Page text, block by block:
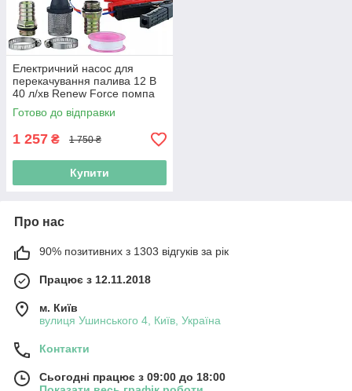
Електричний насос для
перекачування палива 12 В
40 л/хв Renew Force помпа
для відкачування палива
насоси паливна помпа
Готово до відправки
1 257 ₴ 1 750 ₴
Купити
Про нас
90% позитивних з 1303 відгуків за рік
Працює з 12.11.2018
м. Київ
вулиця Ушинського 4, Київ, Україна
Контакти
Сьогодні працює з 09:00 до 18:00